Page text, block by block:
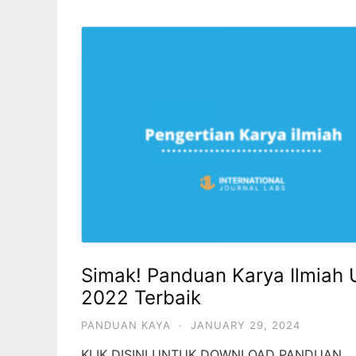
Simak! Panduan Karya Ilmiah
2022 Terbaik
PANDUAN KAYA · JANUARY 29, 2024